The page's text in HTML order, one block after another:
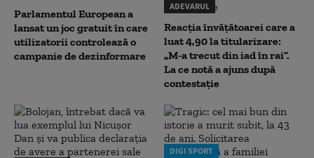
Parlamentul European a
lansat un joc gratuit în care
utilizatorii controlează o
campanie de dezinformare
ADEVARUL
Reacția învățătoarei care a
luat 4,90 la titularizare:
„M-a trecut din iad în rai”.
La ce notă a ajuns după
contestație
DIGI SPORT